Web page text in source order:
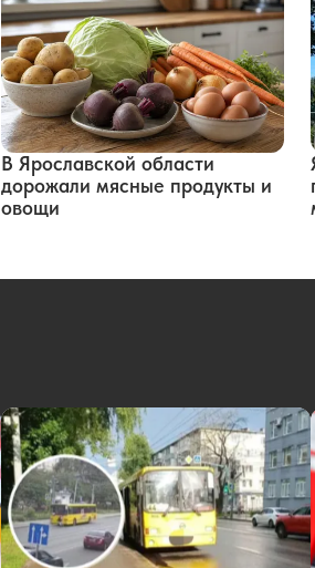
В Ярославской области
дорожали мясные продукты и
овощи